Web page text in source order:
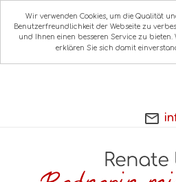
Wir verwenden Cookies, um die Qualität
Benutzerfreundlichkeit der Webseite zu
und Ihnen einen besseren Service zu bieten.
erklären Sie sich damit